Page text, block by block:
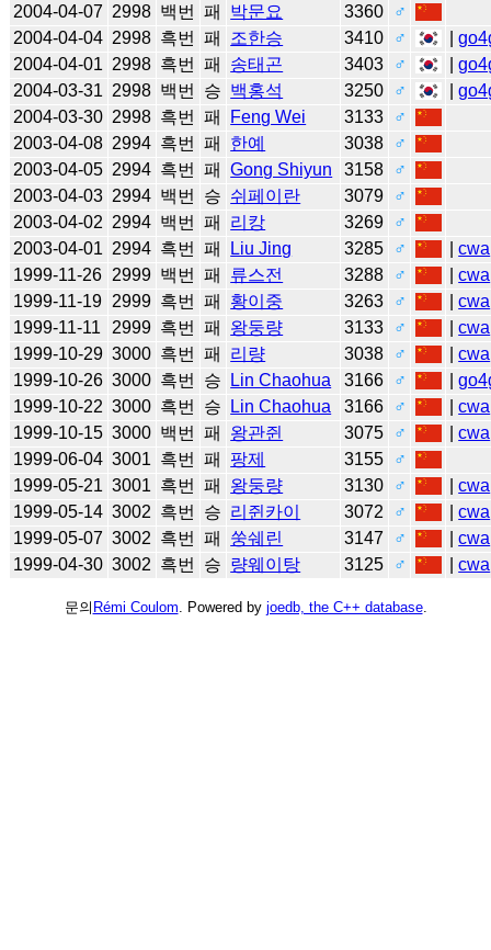
2004-04-07 2998 백번 패 박문요 3360
♂
2004-04-04 2998 흑번 패 조한승 3410 ♂ |
2004-04-01 2998 흑번 패 송태곤 3403 ♂ |
2004-03-31 2998 백번 승 백홍석 3250 ♂ |
2004-03-30 2998 흑번 패 Feng Wei 3133
♂
2003-04-08 2994 흑번 패 한예 3038
♂
2003-04-05 2994 흑번 패 Gong Shiyun 3158
♂
2003-04-03 2994 백번 승 쉬페이란 3079
♂
2003-04-02 2994 백번 패 리캉 3269
♂
2003-04-01 2994 흑번 패 Liu Jing 3285 ♂ |cwa
1999-11-26 2999 백번 패 류스전 3288 ♂ |cwa
1999-11-19 2999 흑번 패 황이중 3263 ♂ |cwa
1999-11-11
2999 흑번 패 왕둥량 3133 ♂ |cwa
1999-10-29 3000 흑번 패 리량 3038 ♂ |cwa
1999-10-26 3000 흑번 승 Lin Chaohua 3166 ♂ |
1999-10-22 3000 흑번 승 Lin Chaohua 3166 ♂ |cwa
1999-10-15 3000 백번 패 왕관쥔 3075 ♂ |cwa
1999-06-04 3001 흑번 패 팡제 3155
♂
1999-05-21 3001 흑번 패 왕둥량 3130 ♂ |cwa
1999-05-14 3002 흑번 승 리쥔카이 3072 ♂ |cwa
1999-05-07 3002 흑번 패 쑹쉐린 3147 ♂ |cwa
1999-04-30 3002 흑번 승 량웨이탕 3125 ♂ |cwa
문의 Rémi Coulom . Powered by joedb, the C++ database.